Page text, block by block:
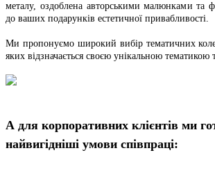
металу, оздоблена авторськими малюнками та
до ваших подарунків естетичної привабливості.
Ми пропонуємо широкий вибір тематичних
яких відзначається своєю унікальною тематикою
А для корпоративних клієнтів ми
найвигідніші умови співпраці: